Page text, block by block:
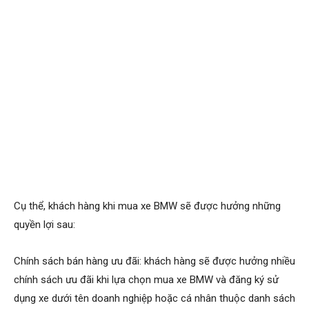
Cụ thể, khách hàng khi mua xe BMW sẽ được hưởng những
quyền lợi sau:
Chính sách bán hàng ưu đãi: khách hàng sẽ được hưởng nhiều
chính sách ưu đãi khi lựa chọn mua xe BMW và đăng ký sử
dụng xe dưới tên doanh nghiệp hoặc cá nhân thuộc danh sách